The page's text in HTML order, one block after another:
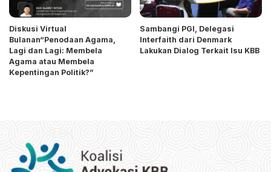
Diskusi Virtual
Bulanan“Penodaan Agama,
Lagi dan Lagi: Membela
Agama atau Membela
Kepentingan Politik?”
Sambangi PGI, Delegasi
Interfaith dari Denmark
Lakukan Dialog Terkait Isu KBB